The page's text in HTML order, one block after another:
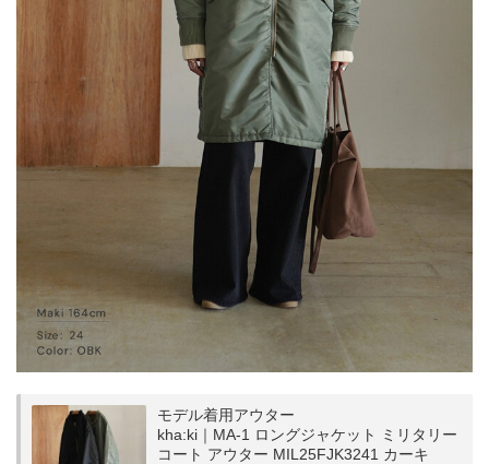
モデル着用アウター
kha:ki｜MA-1 ロングジャケット ミリタリー
コート アウター MIL25FJK3241 カーキ